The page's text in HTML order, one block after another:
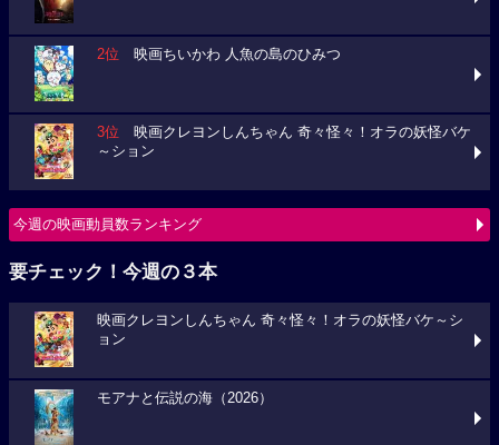
2位 映画ちいかわ 人魚の島のひみつ
3位 映画クレヨンしんちゃん 奇々怪々！オラの妖怪バケ
～ション
今週の映画動員数ランキング
要チェック！今週の３本
映画クレヨンしんちゃん 奇々怪々！オラの妖怪バケ～シ
ョン
モアナと伝説の海（2026）